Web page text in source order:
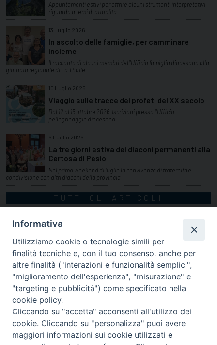
Appuntamenti estivi per offrire alcuni strumenti interpretativi
riguardo a temi di attualità
13 Luglio 2026
In ascolto delle famiglie, per camminare
insieme
Il racconto di alcuni membri dell'Ufficio famiglia diocesano alla
giornata regionale di La Thuile
10 Luglio 2026
Viaggio sulle tracce dei profeti del XX secolo
Dal 12 al 15 ottobre 2026. Iscrizioni presso l'Ufficio
pellegrinaggio diocesano.
6 Luglio 2026
La tre giorni estiva dei diaconi permanenti alla
Certosa di Pesio
Nel primo weekend di luglio la convivenza di fraternità e
condivisione con altri diaconi della provincia
TUTTI GLI ARTICOLI
via Amedeo Rossi, 28 - 12100 Cuneo
segreteriagenerale@diocesicuneofossano.it
Informativa
Utilizziamo cookie o tecnologie simili per
finalità tecniche e, con il tuo consenso, anche per
altre finalità ("interazioni e funzionalità semplici",
"miglioramento dell'esperienza", "misurazione" e
"targeting e pubblicità") come specificato nella
cookie policy.
Cliccando su "accetta" acconsenti all'utilizzo dei
cookie. Cliccando su "personalizza" puoi avere
maggiori informazioni sui cookie utilizzati e